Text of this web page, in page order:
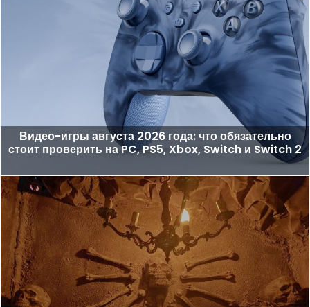
Видео-игры августа 2026 года: что обязательно
стоит проверить на PC, PS5, Xbox, Switch и Switch 2